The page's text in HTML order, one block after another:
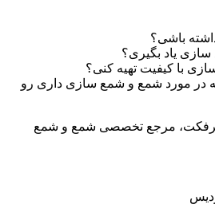
باشی؟
یاد بگیری؟
با کیفیت تهیه کنی؟
در مورد شمع و شمع سازی داری رو
پرفکت، مرجع تخصصی شمع و شمع